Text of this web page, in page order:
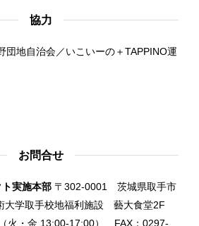
協力
団地自治会／いこいーの＋TAPPINO運
お問合せ
実施本部〒302-0001 茨城県取手市
学取手校地福利施設 藝大食堂2F
火・金 13:00-17:00） FAX：0297-